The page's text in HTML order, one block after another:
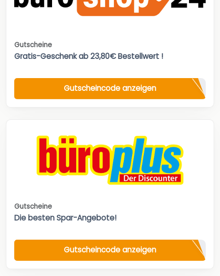
Gutscheine
Gratis-Geschenk ab 23,80€ Bestellwert !
Gutscheincode anzeigen
Gutscheine
Die besten Spar-Angebote!
Gutscheincode anzeigen